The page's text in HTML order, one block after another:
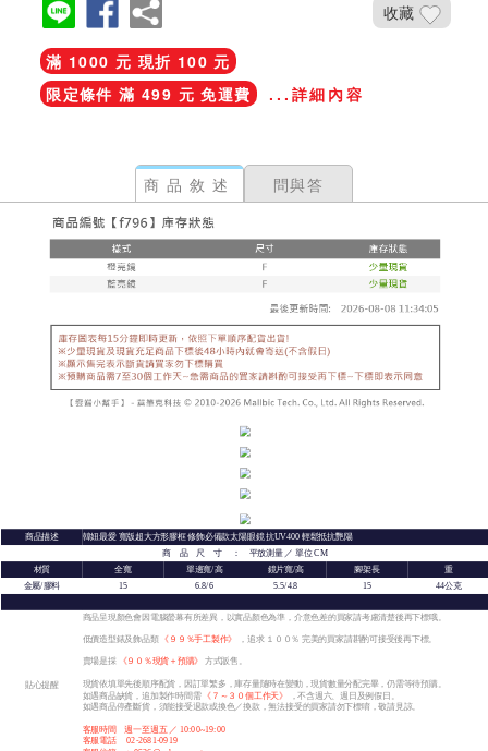
收藏
滿 1000 元 現折 100 元
限定條件 滿 499 元 免運費
...詳細內容
商品敘述 問與答